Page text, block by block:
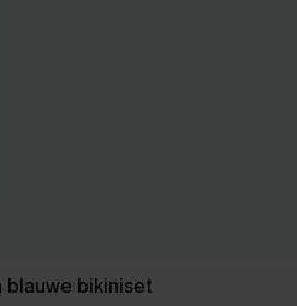
blauwe bikiniset